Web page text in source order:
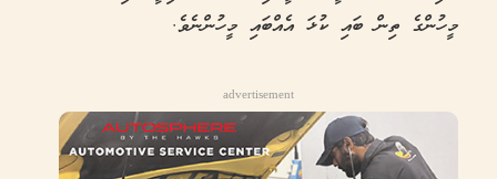
މީހުންގެ ތިން ބައި ކުޅަ އެއްބައި މީހުންނެވެ.
advertisement